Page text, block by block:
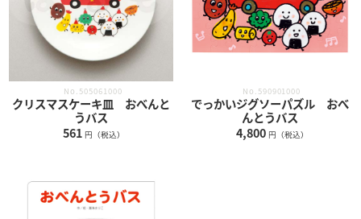
No.505061000
クリスマスケーキ皿 おべんと
うバス
561 円（税込）
No.590901000
でっかいジグソーパズル おべ
んとうバス
4,800 円（税込）